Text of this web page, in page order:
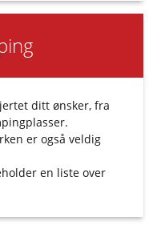
ditt ønsker, fra
er også veldig
en liste over